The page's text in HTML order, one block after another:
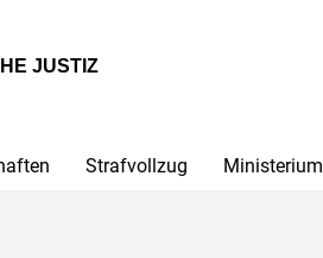
JUSTIZ
Strafvollzug Ministerium